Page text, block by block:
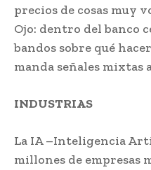
precios de cosas muy
Ojo: dentro del banco
bandos sobre qué
manda señales mixtas
INDUSTRIAS
La IA –Inteligencia
millones de empresas